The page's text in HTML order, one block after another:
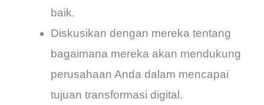
baik.
Diskusikan dengan mereka tentang
bagaimana mereka akan mendukung
perusahaan Anda dalam mencapai
tujuan transformasi digital.